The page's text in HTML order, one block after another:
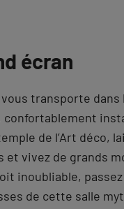
écran
transporte dans
confortablement
de l’Art déco,
et vivez de grands
inoubliable,
de cette salle